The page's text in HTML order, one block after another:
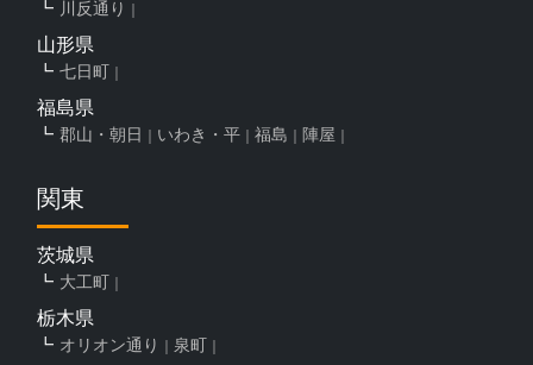
川反通り
山形県
七日町
福島県
郡山・朝日 いわき・平 福島 陣屋
関東
茨城県
大工町
栃木県
オリオン通り 泉町